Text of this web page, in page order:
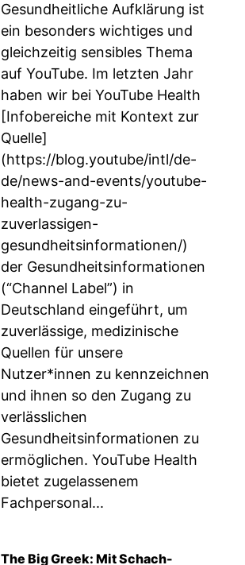
Gesundheitliche Aufklärung ist
ein besonders wichtiges und
gleichzeitig sensibles Thema
auf YouTube. Im letzten Jahr
haben wir bei YouTube Health
[Infobereiche mit Kontext zur
Quelle]
(https://blog.youtube/intl/de-
de/news-and-events/youtube-
health-zugang-zu-
zuverlassigen-
gesundheitsinformationen/)
der Gesundheitsinformationen
(“Channel Label”) in
Deutschland eingeführt, um
zuverlässige, medizinische
Quellen für unsere
Nutzer*innen zu kennzeichnen
und ihnen so den Zugang zu
verlässlichen
Gesundheitsinformationen zu
ermöglichen. YouTube Health
bietet zugelassenem
Fachpersonal...
The Big Greek: Mit Schach-